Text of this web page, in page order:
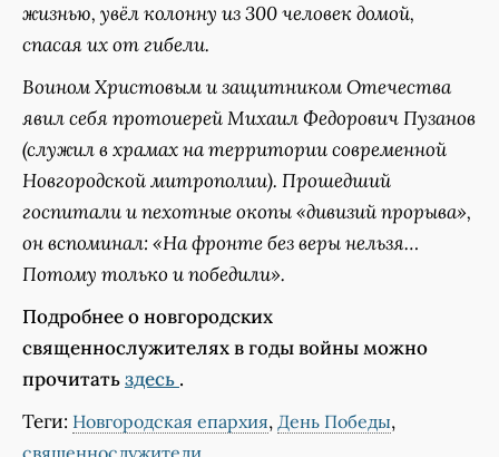
жизнью, увёл колонну из 300 человек домой,
спасая их от гибели.
Воином Христовым и защитником Отечества
явил себя протоиерей Михаил Федорович Пузанов
(служил в храмах на территории современной
Новгородской митрополии). Прошедший
госпитали и пехотные окопы «дивизий прорыва»,
он вспоминал: «На фронте без веры нельзя…
Потому только и победили».
Подробнее о новгородских
священнослужителях в годы войны можно
прочитатьздесь .
Теги: Новгородская епархия, День Победы,